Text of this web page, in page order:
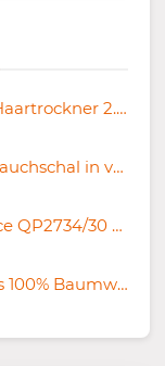
🌀Remington D3198 Ionen Haartrockner 2.200 Watt für 16,98€ (statt 23€)
🥷🏻 5er Pack Fidumed Schlauchschal in versch. Designs für 9,75€ (statt 50€)
🪒 Philips OneBlade 360 Face QP2734/30 Rasierer für 37,99€ (statt 45€)
🩳 SOLID SDLiam Shorts aus 100% Baumwolle in 2 Farben für je 12,98€ (statt 45€) – oder beide 22,97€!